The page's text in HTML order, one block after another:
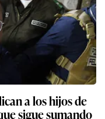
a los hijos de
sigue sumando